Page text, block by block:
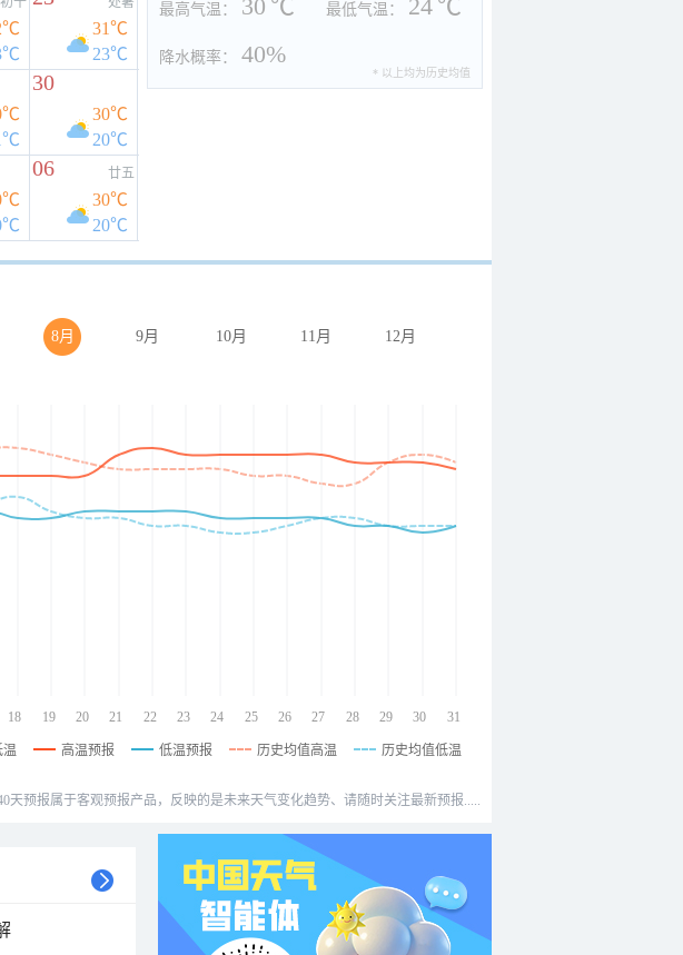
31℃
23℃
30
30℃
20℃
06 廿五
30℃
20℃
最高气温： 30 ℃ 最低气温： 24 ℃
降水概率： 40%
* 以上均为历史均值
8月 9月 10月 11月 12月
18 19 20 21 22 23 24 25 26 27 28 29 30 31
温 高温预报 低温预报 历史均值高温 历史均值低温
天预报属于客观预报产品，反映的是未来天气变化趋势、请随时关注最新预报.....